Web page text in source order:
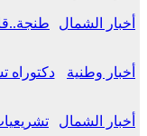
أخبار الشمال
أخبار وطنية
دكتوراه
أخبار الشمال